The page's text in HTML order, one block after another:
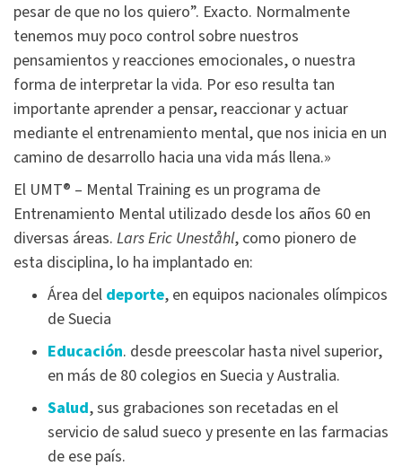
pesar de que no los quiero”. Exacto. Normalmente
tenemos muy poco control sobre nuestros
pensamientos y reacciones emocionales, o nuestra
forma de interpretar la vida. Por eso resulta tan
importante aprender a pensar, reaccionar y actuar
mediante el entrenamiento mental, que nos inicia en un
camino de desarrollo hacia una vida más llena.»
El UMT® – Mental Training es un programa de
Entrenamiento Mental utilizado desde los años 60 en
diversas áreas. Lars Eric Uneståhl, como pionero de
esta disciplina, lo ha implantado en:
Área del deporte, en equipos nacionales olímpicos
de Suecia
Educación. desde preescolar hasta nivel superior,
en más de 80 colegios en Suecia y Australia.
Salud, sus grabaciones son recetadas en el
servicio de salud sueco y presente en las farmacias
de ese país.